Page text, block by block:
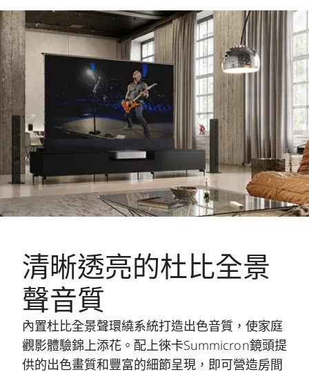
清晰透亮的杜比全景
聲音質
內置杜比全景聲環繞系統打造出色音質，使家庭
觀影體驗錦上添花。配上徠卡Summicron鏡頭提
供的出色畫質和豐富的細節呈現，即可營造房間